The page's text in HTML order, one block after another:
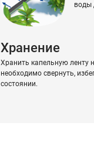
воды
Хранение
Хранить капельную ленту
необходимо свернуть,
состоянии.